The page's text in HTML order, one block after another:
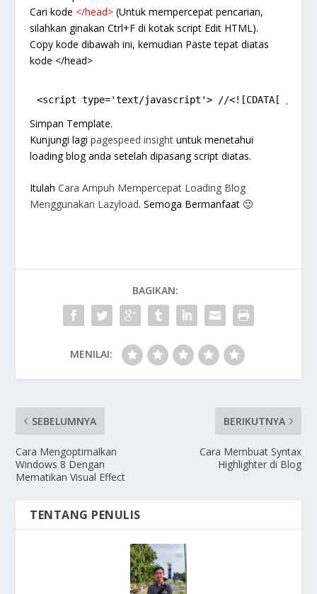
Cari kode </head> (Untuk mempercepat pencarian,
silahkan ginakan Ctrl+F di kotak script Edit HTML).
Copy kode dibawah ini, kemudian Paste tepat diatas
kode </head>
<script type='text/javascript'> //<![CDATA[ //
Simpan Template.
Kunjungi lagipagespeed insight untuk menetahui
loading blog anda setelah dipasang script diatas.
ItulahCara Ampuh Mempercepat Loading Blog
Menggunakan Lazyload. Semoga Bermanfaat 🙂
BAGIKAN:
MENILAI:
SEBELUMNYA
Cara Mengoptimalkan
Windows 8 Dengan
Mematikan Visual Effect
BERIKUTNYA
Cara Membuat Syntax
Highlighter di Blog
TENTANG PENULIS